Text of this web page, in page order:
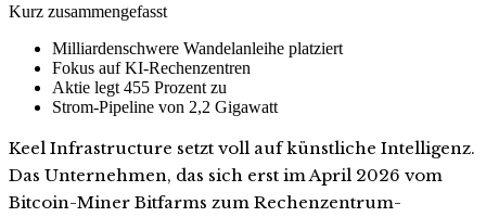
Kurz zusammengefasst
Milliardenschwere Wandelanleihe platziert
Fokus auf KI-Rechenzentren
Aktie legt 455 Prozent zu
Strom-Pipeline von 2,2 Gigawatt
Keel Infrastructure setzt voll auf künstliche Intelligenz.
Das Unternehmen, das sich erst im April 2026 vom
Bitcoin-Miner Bitfarms zum Rechenzentrum-